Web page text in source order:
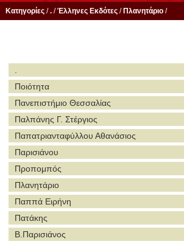
Κατηγορίες /. /Έλληνες Εκδότες / Πλανητάριο /
Ποιότητα
Πανεπιστήμιο Θεσσαλίας
Παλπάνης Γ. Στέργιος
Παπατριανταφύλλου Αθανάσιος
Παρισιάνου
Προπομπός
Πλανητάριο
Παππά Ειρήνη
Πατάκης
Β.Παρισιάνος